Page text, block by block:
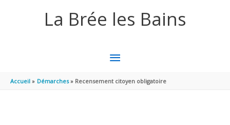
La Brée les Bains
MENU
PRINCIPAL
Accueil Démarches Recensement citoyen obligatoire